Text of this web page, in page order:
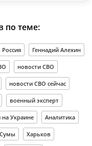
по теме:
Россия Геннадий Алехин
новости СВО
новости СВО сейчас
военный эксперт
Украине Аналитика
Сумы Харьков